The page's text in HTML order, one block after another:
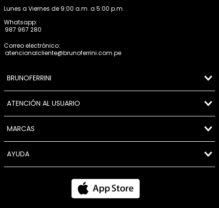
Lunes a Viernes de 9:00 a.m. a 5:00 p.m.
Whatsapp:
987 967 280
Correo electrónico:
atencionalcliente@brunoferrini.com.pe
BRUNOFERRINI
ATENCIÓN AL USUARIO
MARCAS
AYUDA